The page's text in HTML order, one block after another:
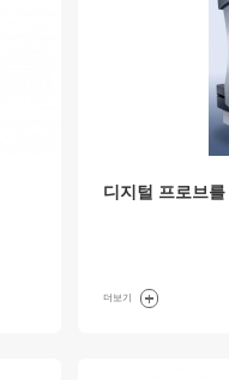
디지털 프로브
더보기